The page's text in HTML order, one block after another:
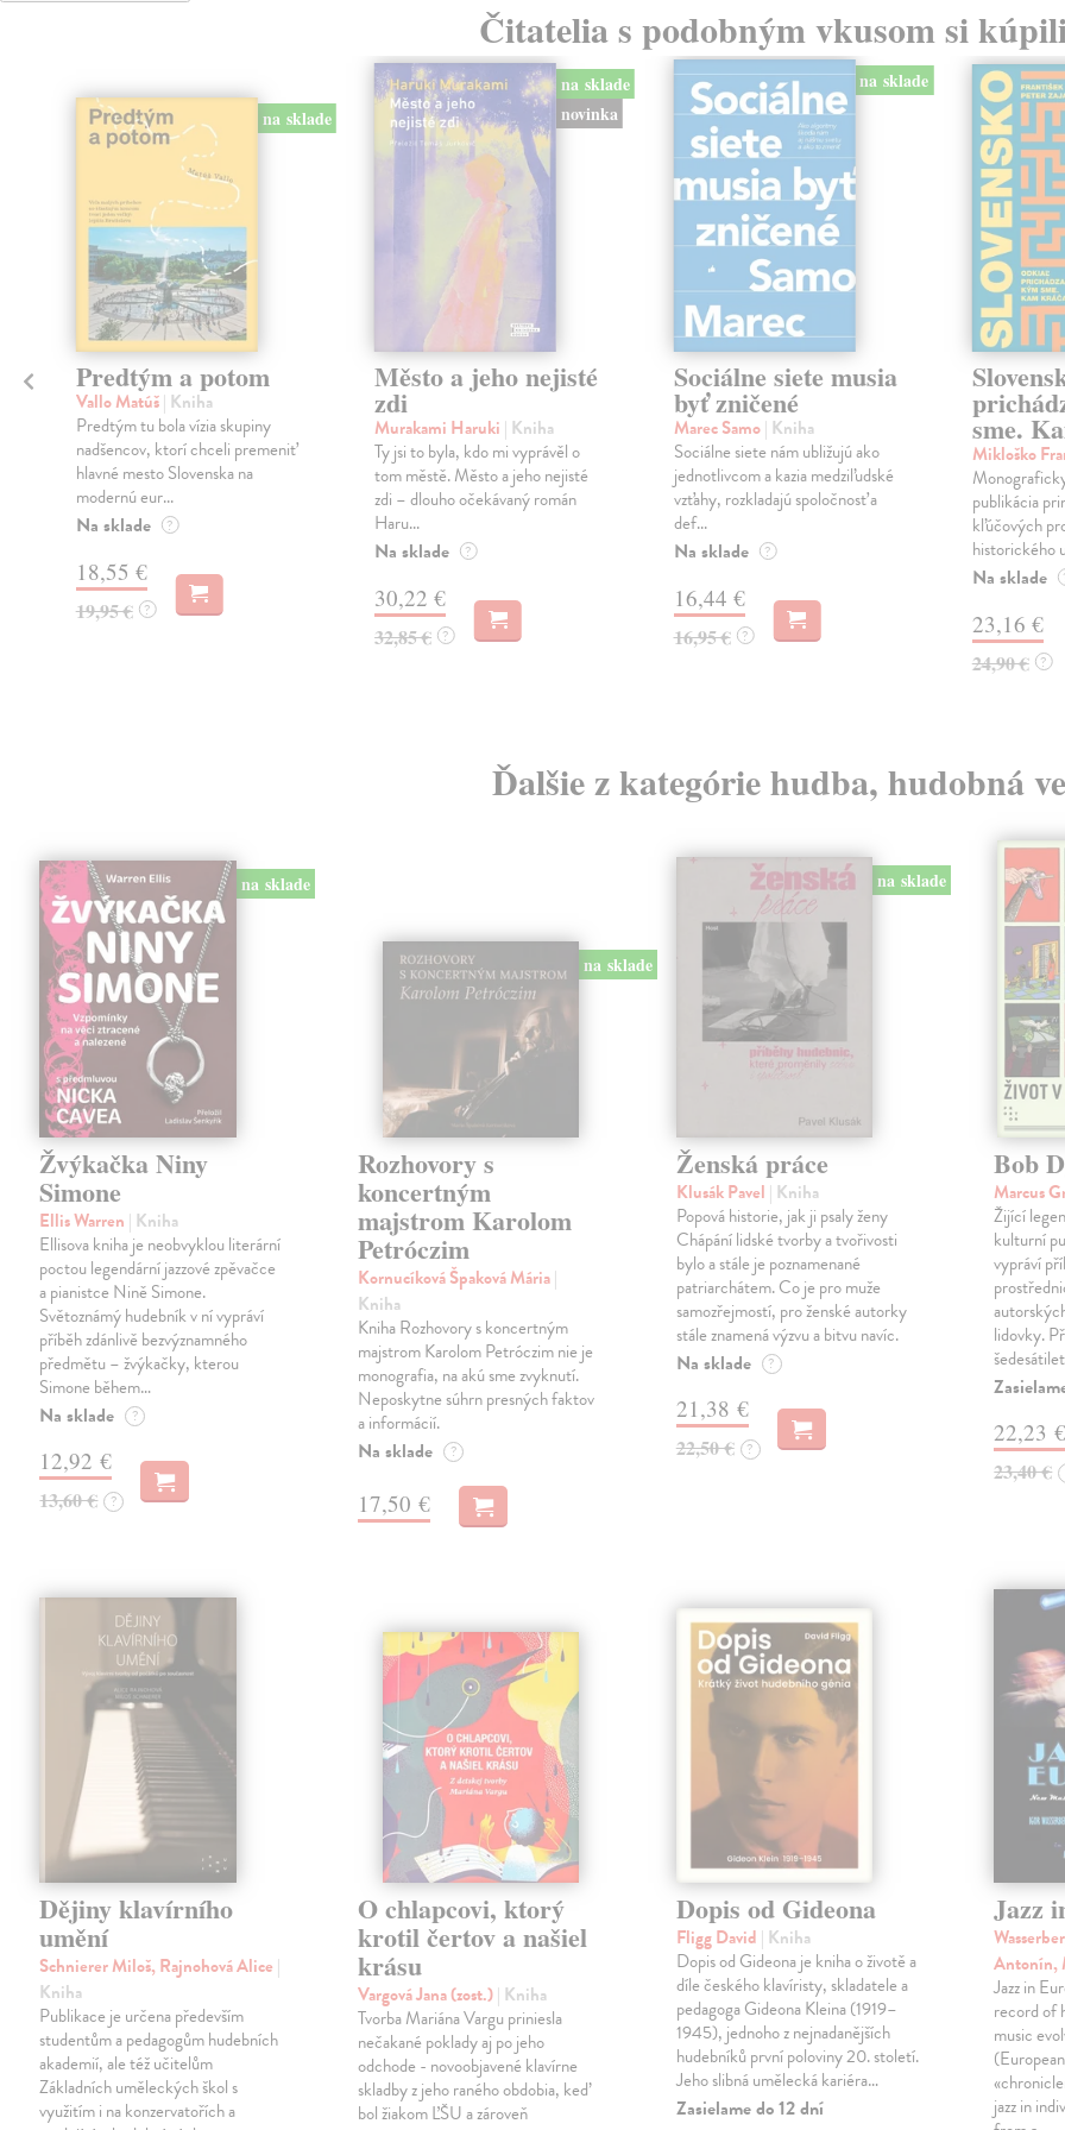
Čitatelia s podobným vkusom si
na sklade
Predtým a potom
Vallo Matúš| Kniha
Predtým tu bola vízia skupiny
nadšencov, ktorí chceli premeniť
hlavné mesto Slovenska na
modernú eur...
Na sklade ?
18,55 €
19,95 € ?
na sklade
novinka
Město a jeho nejisté
zdi
Murakami Haruki | Kniha
Ty jsi to byla, kdo mi vyprávěl o
tom městě. Město a jeho nejisté
zdi – dlouho očekávaný román
Haru...
Na sklade ?
30,22 €
32,85 € ?
na sklade
Sociálne siete musia
byť zničené
Marec Samo| Kniha
Sociálne siete nám ubližujú ako
jednotlivcom a kazia medziľudské
vzťahy, rozkladajú spoločnosť a
def...
Na sklade ?
16,44 €
16,95 € ?
sme.
Mikloško
publikácia
kľúčových
historického
Na sklade
23,16 €
24,90 € ?
Ďalšie z kategórie hudba, hudobná
na sklade
Žvýkačka Niny
Simone
Ellis Warren | Kniha
Ellisova kniha je neobvyklou literární
poctou legendární jazzové zpěvačce
a pianistce Nině Simone.
Světoznámý hudebník v ní vypráví
příběh zdánlivě bezvýznamného
předmětu – žvýkačky, kterou
Simone během…
Na sklade ?
12,92 €
13,60 € ?
na sklade
Rozhovory s
koncertným
majstrom Karolom
Petróczim
Kornucíková Špaková Mária|
Kniha
Kniha Rozhovory s koncertným
majstrom Karolom Petróczim nie je
monografia, na akú sme zvyknutí.
Neposkytne súhrn presných faktov
a informácií.
Na sklade ?
17,50 €
na sklade
Ženská práce
Klusák Pavel | Kniha
Popová historie, jak ji psaly ženy
Chápání lidské tvorby a tvořivosti
bylo a stále je poznamenané
patriarchátem. Co je pro muže
samozřejmostí, pro ženské autorky
stále znamená výzvu a bitvu navíc.
Na sklade ?
21,38 €
22,50 € ?
Bob
Marcus
Žijící
kulturní
vypráví
lidovky.
22,23 €
23,40 €
Dějiny klavírního
umění
Schnierer Miloš, Rajnohová Alice |
Kniha
Publikace je určena především
studentům a pedagogům hudebních
akademií, ale též učitelům
Základních uměleckých škol s
využitím i na konzervatořích a
O chlapcovi, ktorý
krotil čertov a našiel
krásu
Vargová Jana (zost.)| Kniha
Tvorba Mariána Vargu priniesla
nečakané poklady aj po jeho
odchode - novoobjavené klavírne
skladby z jeho raného obdobia, keď
bol žiakom ĽŠU a zároveň
Dopis od Gideona
Fligg David | Kniha
Dopis od Gideona je kniha o životě a
díle českého klavíristy, skladatele a
pedagoga Gideona Kleina (1919–
1945), jednoho z nejnadanějších
hudebníků první poloviny 20. století.
Jeho slibná umělecká kariéra…
Zasielame do 12 dní
Jazz
Antonín,
Jazz in
record of
music
jazz in